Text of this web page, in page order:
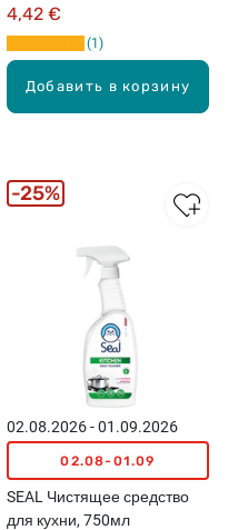
Добавить в корзину
750мл
4,42 €
1
02.08.2026 - 01.09.2026
02.08-01.09
SEAL Чистящее средство
для кухни, 750мл
25%